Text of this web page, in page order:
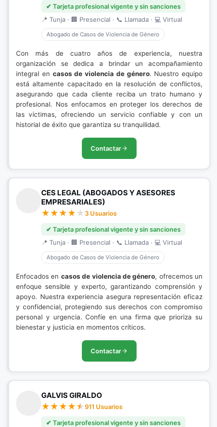
✔ Tarjeta profesional vigente y sin sanciones
📍 Tunja · 🏢 Presencial · 📞 Llamada · 💻 Virtual
Abogado de Casos de Violencia de Género
Con más de cuatro años de experiencia, nuestra
organización se dedica a brindar un acompañamiento
integral en casos de violencia de género. Nuestro equipo
está altamente capacitado en la resolución de conflictos,
asegurando que cada cliente reciba un trato humano y
profesional. Nos enfocamos en proteger los derechos de
las víctimas, ofreciendo un servicio confiable y con un
historial de éxito que garantiza su tranquilidad.
Contactar
CES LEGAL (ABOGADOS Y ASESORES
EMPRESARIALES)
3 Usuarios
✔ Tarjeta profesional vigente y sin sanciones
📍 Tunja · 🏢 Presencial · 📞 Llamada · 💻 Virtual
Abogado de Casos de Violencia de Género
Enfocados en casos de violencia de género, ofrecemos un
enfoque sensible y experto, garantizando comprensión y
apoyo. Nuestra experiencia asegura representación eficaz
y confidencial, protegiendo sus derechos con compromiso
personal y urgencia. Confíe en una firma que prioriza su
bienestar y justicia en momentos críticos.
Contactar
GALVIS GIRALDO
911 Usuarios
✔ Tarjeta profesional vigente y sin sanciones